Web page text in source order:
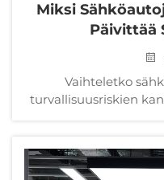
Miksi
Päivittää
Vaihteletko
turvallisuusriskien
Selvitä, miksi